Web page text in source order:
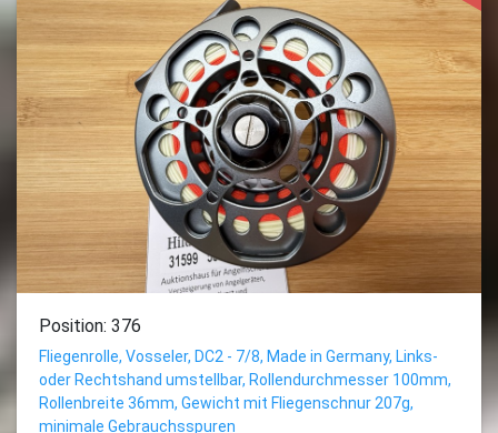
Position: 376
Fliegenrolle, Vosseler, DC2 - 7/8, Made in Germany, Links-
oder Rechtshand umstellbar, Rollendurchmesser 100mm,
Rollenbreite 36mm, Gewicht mit Fliegenschnur 207g,
minimale Gebrauchsspuren